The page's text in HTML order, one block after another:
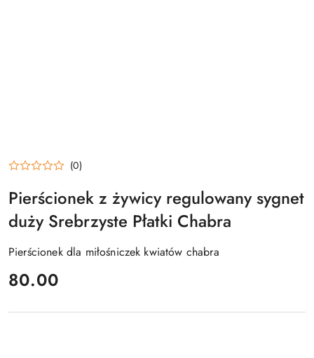
(0)
Pierścionek z żywicy regulowany sygnet
duży Srebrzyste Płatki Chabra
Pierścionek dla miłośniczek kwiatów chabra
cena:
80.00